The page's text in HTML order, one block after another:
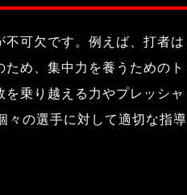
可欠です。例えば、打者は
め、集中力を養うためのト
乗り越える力やプレッシャ
々の選手に対して適切な指導